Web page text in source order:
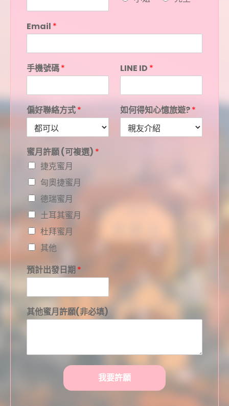
Email *
手機號碼* LINE ID *
偏好聯絡方式* 如何得知心憶旅遊?*
蜜月許願 (可複選) *
捷克蜜月
匈奧捷蜜月
德瑞蜜月
土耳其蜜月
杜拜蜜月
其他
預計出發日期 *
其他蜜月許願(非必填)
我要許願